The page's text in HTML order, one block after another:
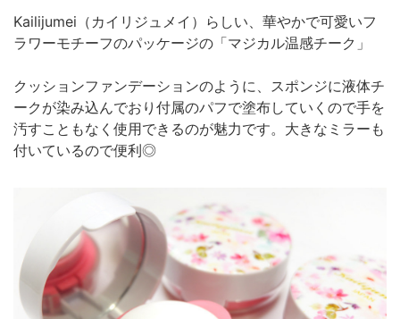
Kailijumei（カイリジュメイ）らしい、華やかで可愛いフ
ラワーモチーフのパッケージの「マジカル温感チーク」
クッションファンデーションのように、スポンジに液体チ
ークが染み込んでおり付属のパフで塗布していくので手を
汚すこともなく使用できるのが魅力です。大きなミラーも
付いているので便利◎